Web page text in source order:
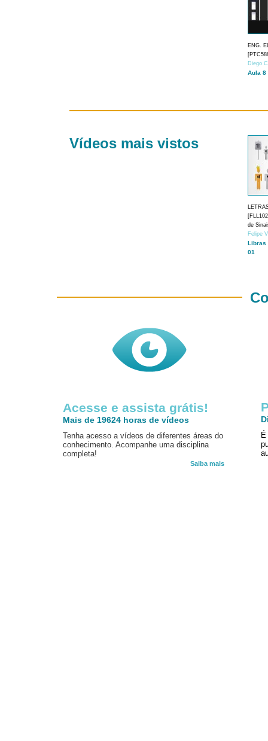
ENG.
Diego
Aula 8
Vídeos mais vistos
de
Felipe
Libras
01
Acesse e assista grátis!
Mais de 19624 horas de vídeos
Tenha acesso a vídeos de diferentes áreas do
conhecimento. Acompanhe uma disciplina
completa!
Saiba mais